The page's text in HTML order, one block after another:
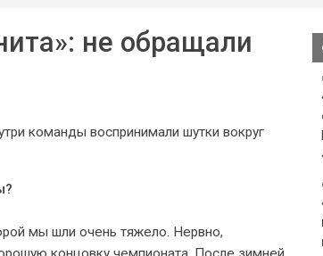
не обращали
команды воспринимали шутки вокруг
мы шли очень тяжело. Нервно,